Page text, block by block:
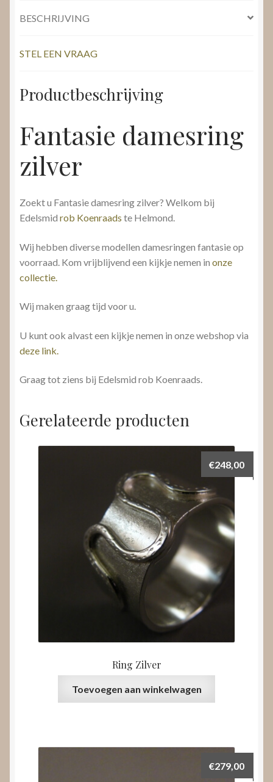
BESCHRIJVING
STEL EEN VRAAG
Productbeschrijving
Fantasie damesring
zilver
Zoekt u Fantasie damesring zilver? Welkom bij
Edelsmid rob Koenraads te Helmond.
Wij hebben diverse modellen damesringen fantasie op
voorraad. Kom vrijblijvend een kijkje nemen in onze
collectie.
Wij maken graag tijd voor u.
U kunt ook alvast een kijkje nemen in onze webshop via
deze link.
Graag tot ziens bij Edelsmid rob Koenraads.
Gerelateerde producten
Ring Zilver
€248,00
Toevoegen aan winkelwagen
€279,00